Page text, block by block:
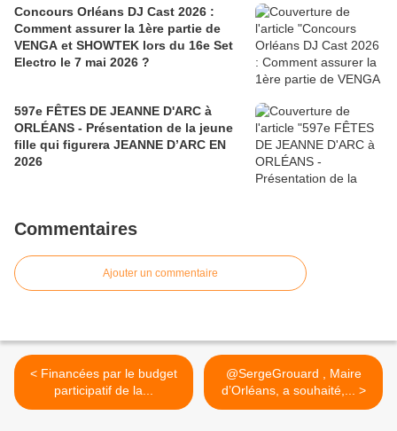
Concours Orléans DJ Cast 2026 :
Comment assurer la 1ère partie de
VENGA et SHOWTEK lors du 16e Set
Electro le 7 mai 2026 ?
597e FÊTES DE JEANNE D'ARC à
ORLÉANS - Présentation de la jeune
fille qui figurera JEANNE D’ARC EN
2026
Commentaires
Ajouter un commentaire
< Financées par le budget
participatif de la...
@SergeGrouard , Maire
d’Orléans, a souhaité,... >